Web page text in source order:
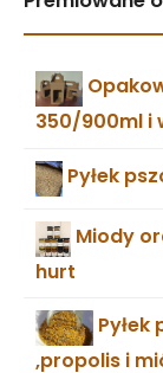
350/900ml i
Pyłek
Miody
hurt
Pyłek
,propolis i